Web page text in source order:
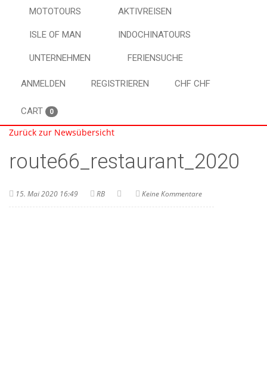
MOTOTOURS AKTIVREISEN
ISLE OF MAN INDOCHINATOURS
UNTERNEHMEN FERIENSUCHE
ANMELDEN REGISTRIEREN CHF CHF
CART 0
Zurück zur Newsübersicht
route66_restaurant_2020
15. Mai 2020 16:49 RB Keine Kommentare